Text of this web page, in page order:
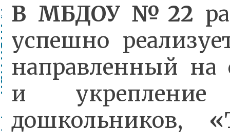
В МБДОУ №22
успешно
направленный на
и укрепление
дошкольников,
«